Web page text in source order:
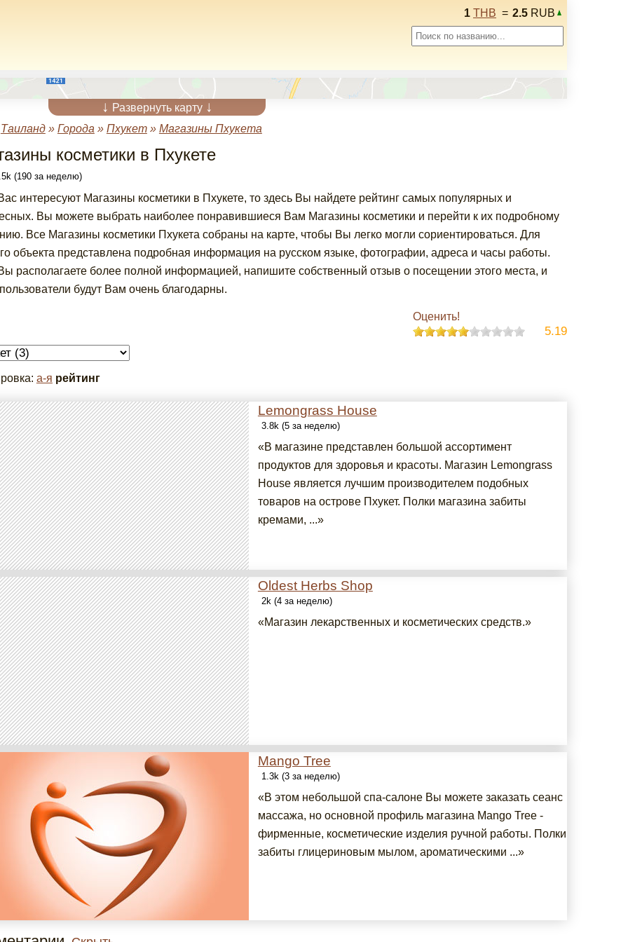
1 THB = 2.5 RUB
↓ Развернуть карту ↓
Таиланд» Города » Пхукет» Магазины Пхукета
косметики в Пхукете
(190 за неделю)
интересуют Магазины косметики в Пхукете, то здесь Вы найдете рейтинг самых популярных и
Вы можете выбрать наиболее понравившиеся Вам Магазины косметики и перейти к их подробному
Все Магазины косметики Пхукета собраны на карте, чтобы Вы легко могли сориентироваться. Для
объекта представлена подробная информация на русском языке, фотографии, адреса и часы работы.
располагаете более полной информацией, напишите собственный отзыв о посещении этого места, и
будут Вам очень благодарны.
Оценить!
5.19
а-я рейтинг
Lemongrass House
3.8k (5 за неделю)
«В магазине представлен большой ассортимент
продуктов для здоровья и красоты. Магазин Lemongrass
House является лучшим производителем подобных
товаров на острове Пхукет. Полки магазина забиты
кремами, ...»
Oldest Herbs Shop
2k (4 за неделю)
«Магазин лекарственных и косметических средств.»
Mango Tree
1.3k (3 за неделю)
«В этом небольшой спа-салоне Вы можете заказать сеанс
массажа, но основной профиль магазина Mango Tree -
фирменные, косметические изделия ручной работы. Полки
забиты глицериновым мылом, ароматическими ...»